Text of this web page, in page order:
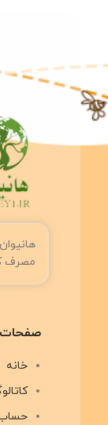
مصرف
صفحات
خانه